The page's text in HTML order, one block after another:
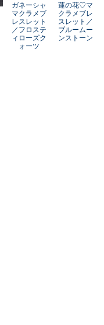
ガネーシャ
マクラメブ
レスレット
／フロステ
ィローズク
ォーツ
蓮の花♡マ
クラメブレ
スレット／
ブルームー
ンストーン